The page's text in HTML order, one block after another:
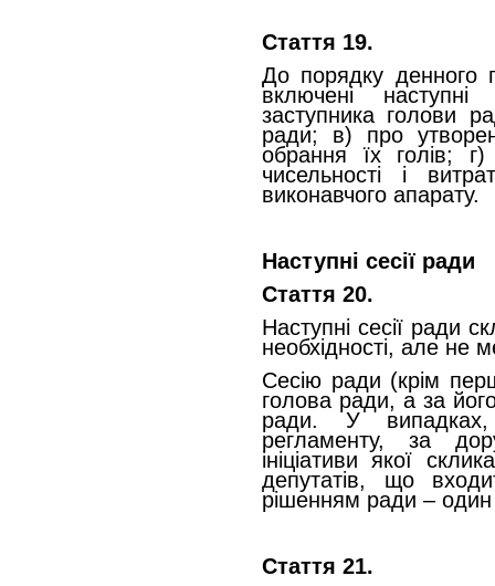
Стаття 19.
До порядку денного
включені
заступника голови
ради; в) про
обрання їх голів;
чисельності і
виконавчого апарату.
Наступні сесії ради
Стаття 20.
Наступні сесії ради
необхідності, але не
Сесію ради (крім
голова ради, а за
ради. У
регламенту, за
ініціативи якої
депутатів, що
рішенням ради – один
Стаття 21.